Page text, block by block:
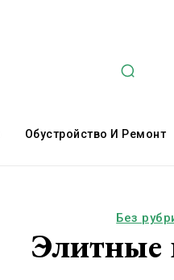
Обустройство И Ремонт
Без
Элитные